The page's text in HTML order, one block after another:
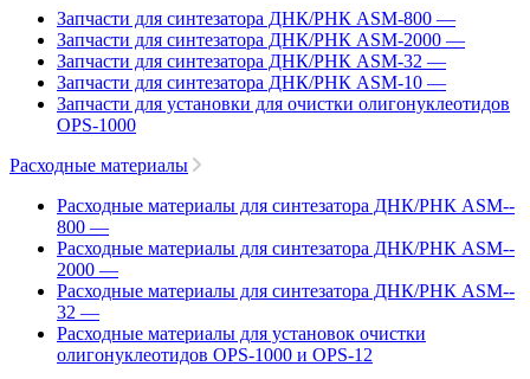
Запчасти для синтезатора ДНК/РНК ASM-­800 —
Запчасти для синтезатора ДНК/РНК ASM-­2000 —
Запчасти для синтезатора ДНК/РНК ASM-32 —
Запчасти для синтезатора ДНК/РНК ASM-­10 —
Запчасти для установки для очистки олигонуклеотидов
OPS-­1000
Расходные материалы
Расходные материалы для синтезатора ДНК/РНК ASM-­
800 —
Расходные материалы для синтезатора ДНК/РНК ASM-­
2000 —
Расходные материалы для синтезатора ДНК/РНК ASM-­
32 —
Расходные материалы для установок очистки
олигонуклеотидов OPS-­­1000 и OPS-­12